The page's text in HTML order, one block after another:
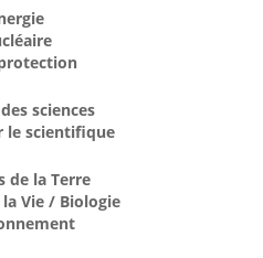
sciences
le scientifique
de la Terre
la Vie / Biologie